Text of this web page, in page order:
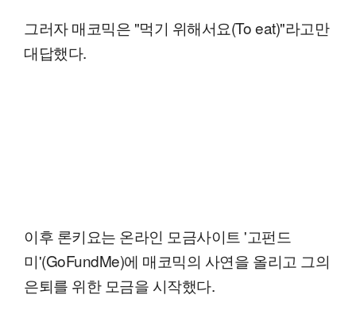
그러자 매코믹은 "먹기 위해서요(To eat)"라고만
대답했다.
이후 론키요는 온라인 모금사이트 '고펀드
미'(GoFundMe)에 매코믹의 사연을 올리고 그의
은퇴를 위한 모금을 시작했다.